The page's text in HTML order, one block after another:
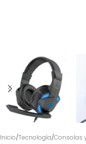
Inicio/Tecnología/Consolas